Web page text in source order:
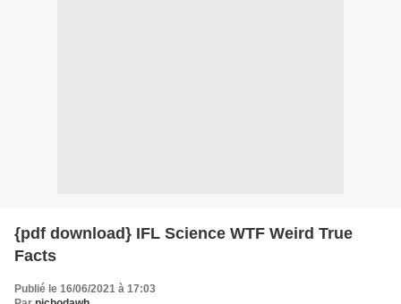
{pdf download} IFL Science WTF Weird True
Facts
Publié le 16/06/2021 à 17:03